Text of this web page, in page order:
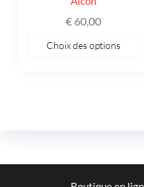
€ 60,00
Choix des options